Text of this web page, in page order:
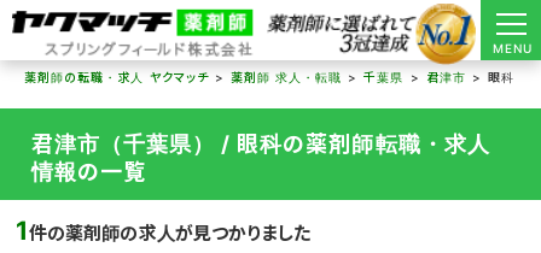
MENU
薬剤師の転職・求人 ヤクマッチ
薬剤師 求人・転職 千葉県 君津市 眼科
君津市（千葉県） / 眼科の薬剤師転職・求人
情報の一覧
1件の薬剤師の求人が見つかりました